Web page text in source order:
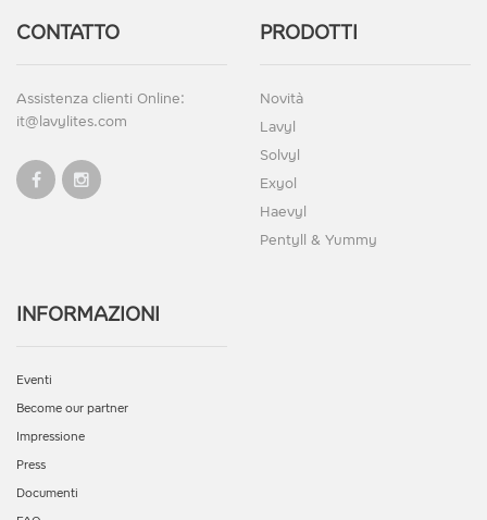
CONTATTO
Assistenza clienti Online:
it@lavylites.com
PRODOTTI
Novità
Lavyl
Solvyl
Exyol
Haevyl
Pentyll & Yummy
INFORMAZIONI
Eventi
Become our partner
Impressione
Press
Documenti